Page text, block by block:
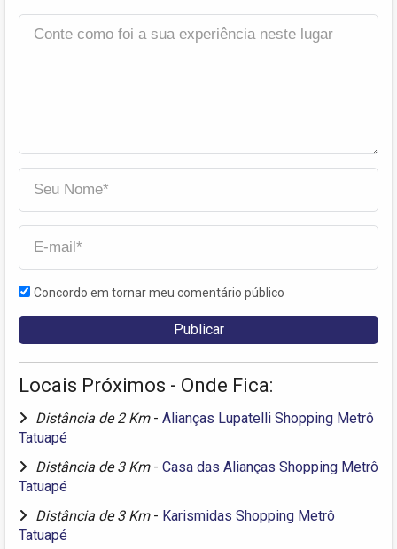
Concordo em tornar meu comentário público
Locais Próximos - Onde Fica:
Distância de 2 Km - Alianças Lupatelli Shopping Metrô
Tatuapé
Distância de 3 Km - Casa das Alianças Shopping Metrô
Tatuapé
Distância de 3 Km - Karismidas Shopping Metrô
Tatuapé